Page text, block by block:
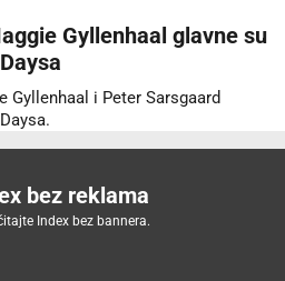
Gyllenhaal glavne su
Gyllenhaal i Peter Sarsgaard
bez reklama
Index bez bannera.